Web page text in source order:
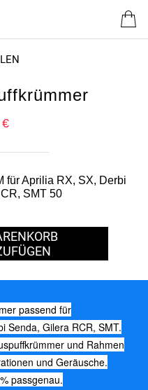
für Aprilia RX, SX, Derbi
SMT 50
passend für
Senda, Gilera RCR, SMT.
und Rahmen
und Geräusche.
passgenau.